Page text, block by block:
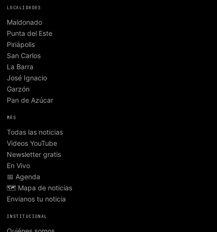
LOCALIDADES
Maldonado
Punta del Este
Piriápolis
San Carlos
La Barra
José Ignacio
Garzón
Pan de Azúcar
MÁS
Todas las noticias
Videos YouTube
Newsletter gratis
En Vivo
📅 Agenda
🗺️ Mapa de noticias
Envianos tu noticia
INSTITUCIONAL